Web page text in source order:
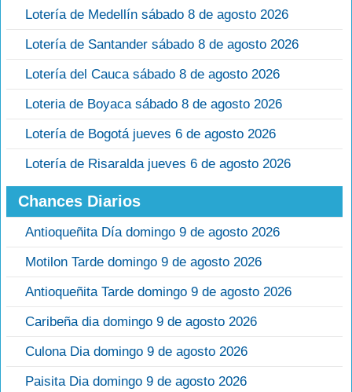
Lotería de Medellín sábado 8 de agosto 2026
Lotería de Santander sábado 8 de agosto 2026
Lotería del Cauca sábado 8 de agosto 2026
Loteria de Boyaca sábado 8 de agosto 2026
Lotería de Bogotá jueves 6 de agosto 2026
Lotería de Risaralda jueves 6 de agosto 2026
Chances Diarios
Antioqueñita Día domingo 9 de agosto 2026
Motilon Tarde domingo 9 de agosto 2026
Antioqueñita Tarde domingo 9 de agosto 2026
Caribeña dia domingo 9 de agosto 2026
Culona Dia domingo 9 de agosto 2026
Paisita Dia domingo 9 de agosto 2026